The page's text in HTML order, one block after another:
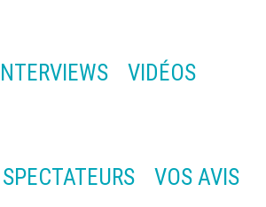
VIDÉOS
SPECTATEURS VOS AVIS